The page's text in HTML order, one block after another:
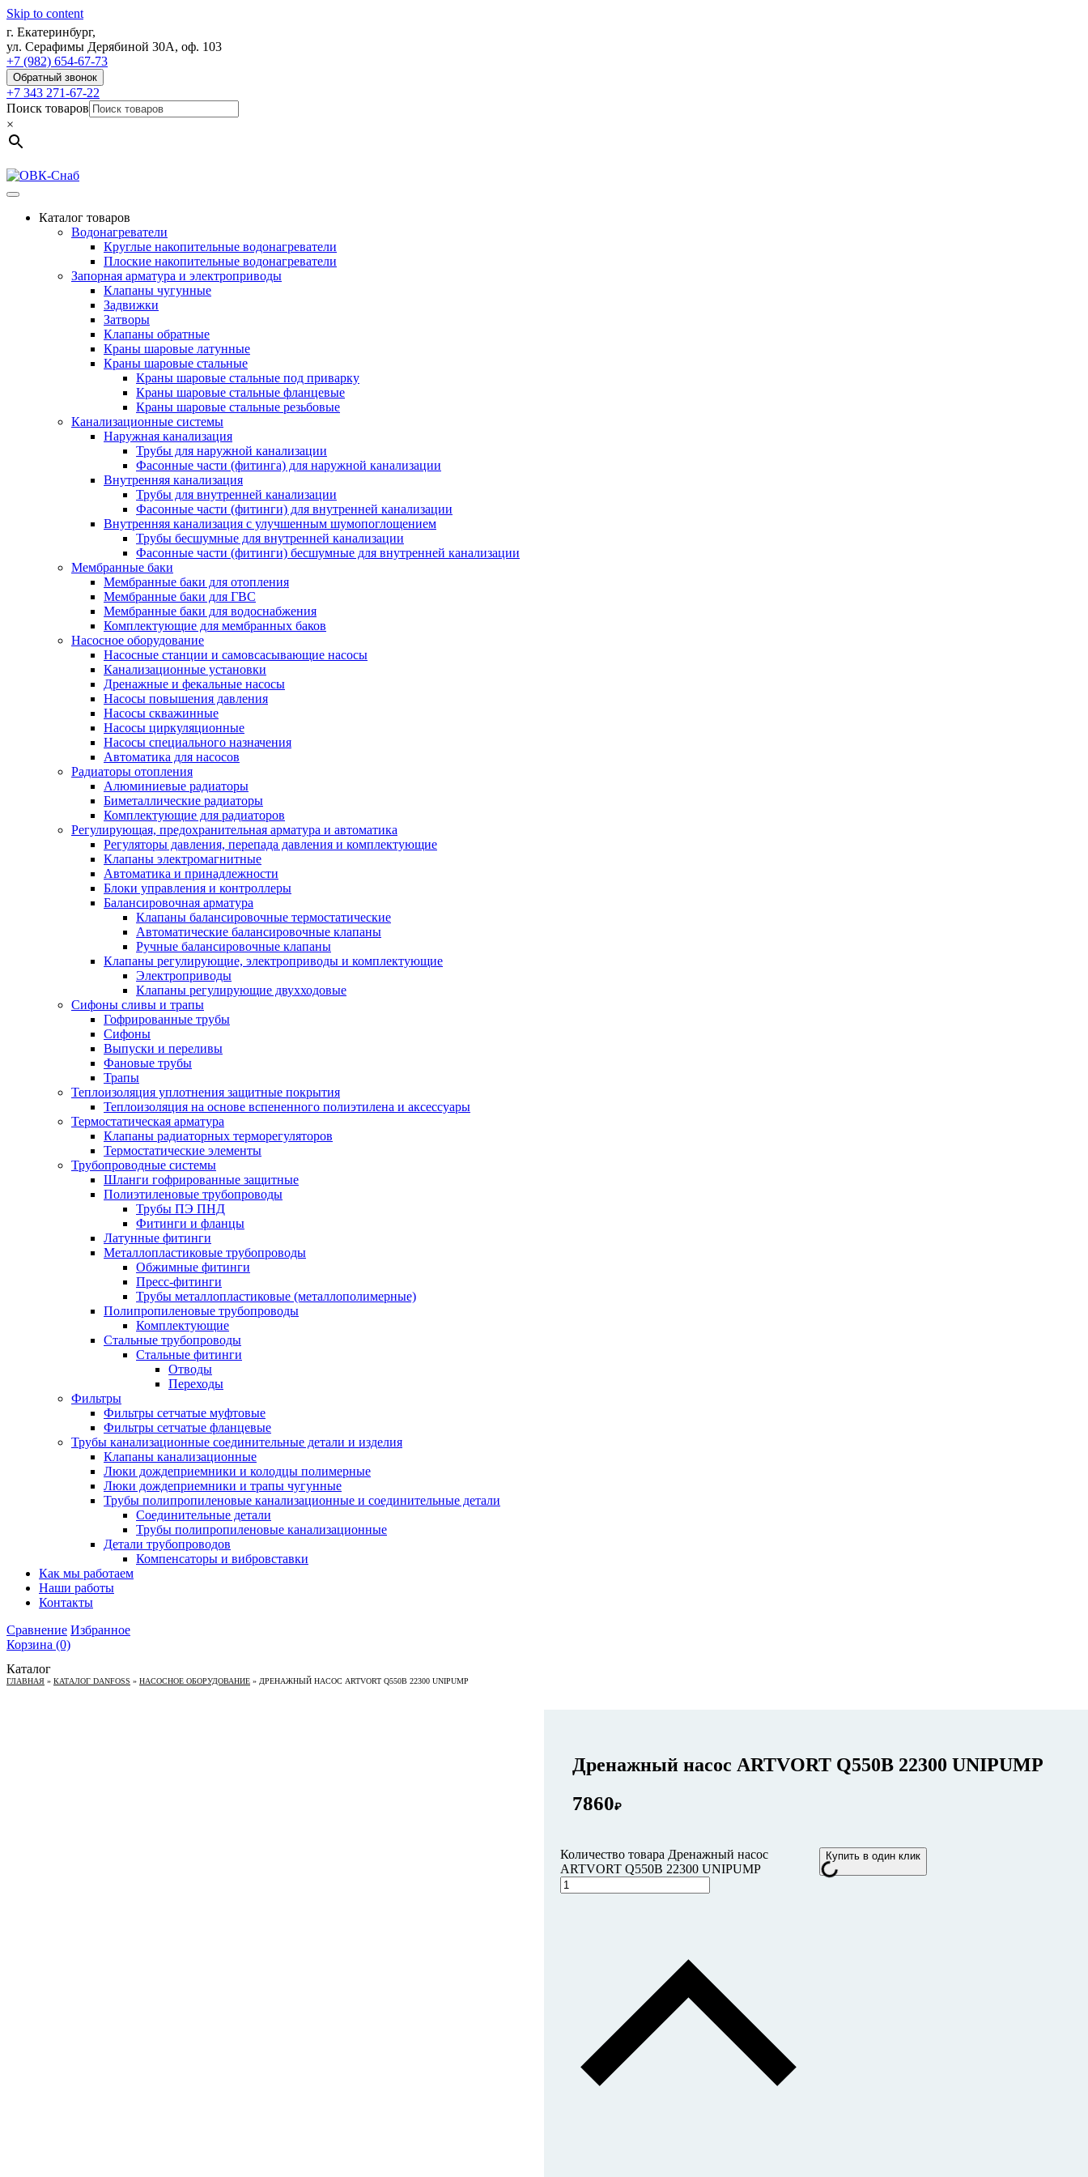
Skip to content
г. Екатеринбург,
ул. Серафимы Дерябиной 30А, оф. 103
+7 (982) 654-67-73
Обратный звонок
+7 343 271-67-22
Поиск товаров
×
Каталог товаров
Водонагреватели
Круглые накопительные водонагреватели
Плоские накопительные водонагреватели
Запорная арматура и электроприводы
Клапаны чугунные
Задвижки
Затворы
Клапаны обратные
Краны шаровые латунные
Краны шаровые стальные
Краны шаровые стальные под приварку
Краны шаровые стальные фланцевые
Краны шаровые стальные резьбовые
Канализационные системы
Наружная канализация
Трубы для наружной канализации
Фасонные части (фитинга) для наружной канализации
Внутренняя канализация
Трубы для внутренней канализации
Фасонные части (фитинги) для внутренней канализации
Внутренняя канализация с улучшенным шумопоглощением
Трубы бесшумные для внутренней канализации
Фасонные части (фитинги) бесшумные для внутренней канализации
Мембранные баки
Мембранные баки для отопления
Мембранные баки для ГВС
Мембранные баки для водоснабжения
Комплектующие для мембранных баков
Насосное оборудование
Насосные станции и самовсасывающие насосы
Канализационные установки
Дренажные и фекальные насосы
Насосы повышения давления
Насосы скважинные
Насосы циркуляционные
Насосы специального назначения
Автоматика для насосов
Радиаторы отопления
Алюминиевые радиаторы
Биметаллические радиаторы
Комплектующие для радиаторов
Регулирующая, предохранительная арматура и автоматика
Регуляторы давления, перепада давления и комплектующие
Клапаны электромагнитные
Автоматика и принадлежности
Блоки управления и контроллеры
Балансировочная арматура
Клапаны балансировочные термостатические
Автоматические балансировочные клапаны
Ручные балансировочные клапаны
Клапаны регулирующие, электроприводы и комплектующие
Электроприводы
Клапаны регулирующие двухходовые
Сифоны сливы и трапы
Гофрированные трубы
Сифоны
Выпуски и переливы
Фановые трубы
Трапы
Теплоизоляция уплотнения защитные покрытия
Теплоизоляция на основе вспененного полиэтилена и аксессуары
Термостатическая арматура
Клапаны радиаторных терморегуляторов
Термостатические элементы
Трубопроводные системы
Шланги гофрированные защитные
Полиэтиленовые трубопроводы
Трубы ПЭ ПНД
Фитинги и фланцы
Латунные фитинги
Металлопластиковые трубопроводы
Обжимные фитинги
Пресс-фитинги
Трубы металлопластиковые (металлополимерные)
Полипропиленовые трубопроводы
Комплектующие
Стальные трубопроводы
Стальные фитинги
Отводы
Переходы
Фильтры
Фильтры сетчатые муфтовые
Фильтры сетчатые фланцевые
Трубы канализационные соединительные детали и изделия
Клапаны канализационные
Люки дождеприемники и колодцы полимерные
Люки дождеприемники и трапы чугунные
Трубы полипропиленовые канализационные и соединительные детали
Соединительные детали
Трубы полипропиленовые канализационные
Детали трубопроводов
Компенсаторы и вибровставки
Как мы работаем
Наши работы
Контакты
Сравнение Избранное
Корзина (0)
Каталог
ГЛАВНАЯ » КАТАЛОГ DANFOSS » НАСОСНОЕ ОБОРУДОВАНИЕ » ДРЕНАЖНЫЙ НАСОС ARTVORT Q550B 22300 UNIPUMP
Дренажный насос ARTVORT Q550B 22300 UNIPUMP
7860₽
Количество товара Дренажный насос
ARTVORT Q550B 22300 UNIPUMP
Купить в один клик